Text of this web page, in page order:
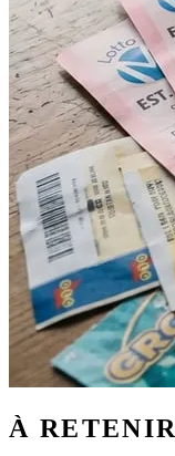
À RETENIR